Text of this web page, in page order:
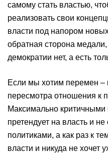
самому стать властью,
реализовать свои
власти под напором
обратная сторона медали,
демократии нет, а есть
Если мы хотим перемен –
пересмотра отношения к
Максимально критичными
претендует на власть и
политиками, а как раз к
власти и никуда не хочет